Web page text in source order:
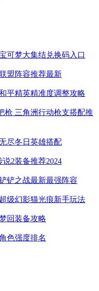
可梦大集结兑换码入口
盟阵容推荐最新
平精英精准度调整攻略
枪 三角洲行动枪支搭配推
尽冬日英雄搭配
2装备推荐2024
铲之战最新最强阵容
级幻影猫光痕新手玩法
回装备攻略
色强度排名